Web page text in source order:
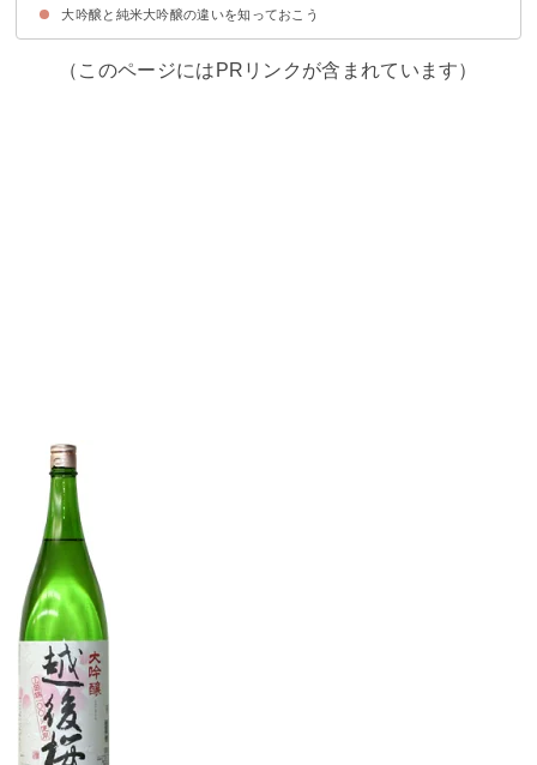
①久保田 純米大吟醸｜朝日酒造(清)新潟（3,865円）
②大関 十段仕込 純米大吟醸酒｜大関（4,874 円）
③獺祭(だっさい) 純米大吟醸酒｜ ‎旭酒造（5,280 円）
大吟醸と純米大吟醸の違いを知っておこう
（このページにはPRリンクが含まれています）